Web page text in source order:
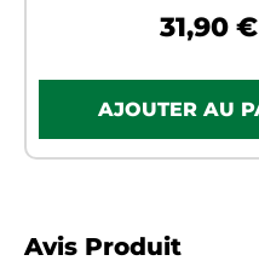
31,90 €
Avis Produit